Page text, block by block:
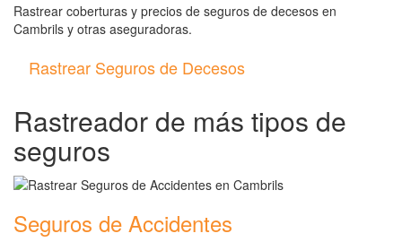
Rastrear coberturas y precios de seguros de decesos en
Cambrils y otras aseguradoras.
Rastrear Seguros de Decesos
Rastreador de más tipos de
seguros
Seguros de Accidentes